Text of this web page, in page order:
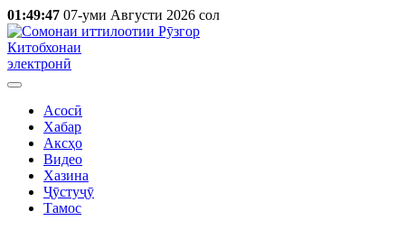
01:49:47 07-уми Августи 2026 сол
Китобхонаи
электронӣ
Асосӣ
Хабар
Аксҳо
Видео
Хазина
Ҷӯстуҷӯ
Тамос